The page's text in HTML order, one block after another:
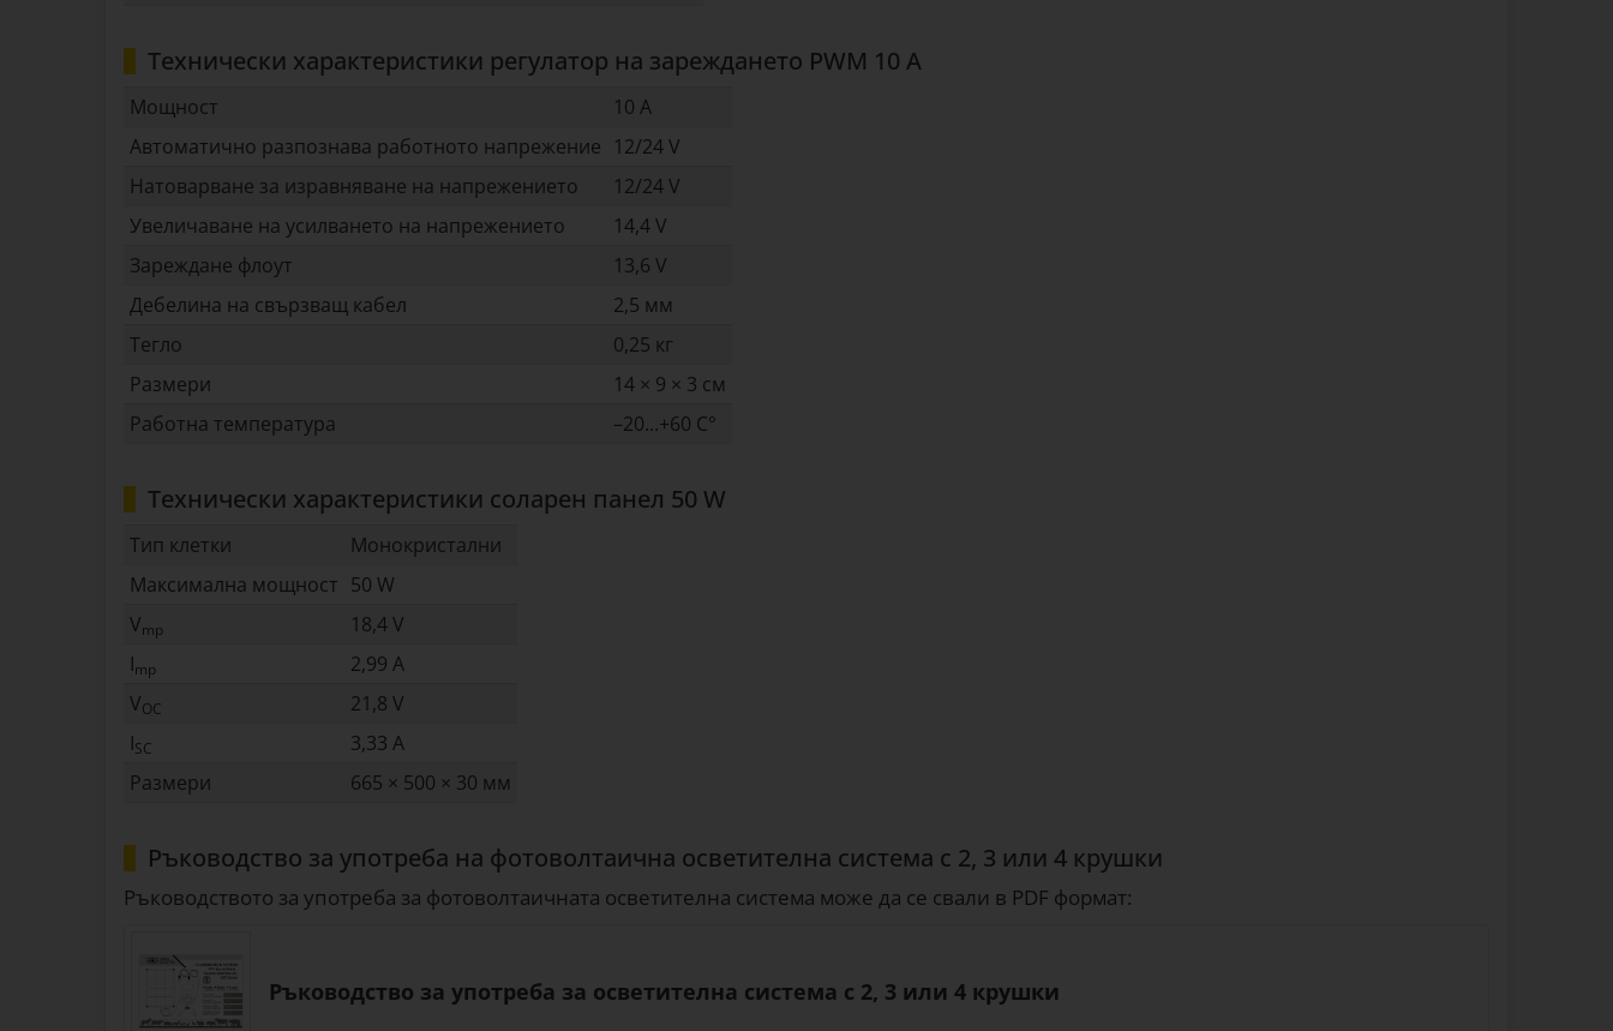
Технически характеристики регулатор на зареждането PWM 10 A
Мощност
10 A
Автоматично разпознава работното напрежение 12/24 V
Натоварване за изравняване на напрежението
12/24 V
Увеличаване на усилването на напрежението
14,4 V
Зареждане флоут
13,6 V
Дебелина на свързващ кабел
2,5 мм
Тегло
0,25 кг
Размери
14 × 9 × 3 см
Работна температура
–20...+60 C°
Технически характеристики соларен панел 50 W
Тип клетки
Монокристални
Максимална мощност 50 W
Vmp
18,4 V
Imp
2,99 A
VOC
21,8 V
ISC
3,33 A
Размери
665 × 500 × 30 мм
Ръководство за употреба на фотоволтаична осветителна система с 2, 3 или 4 крушки
Ръководството за употреба за фотоволтаичната осветителна система може да се свали в PDF формат:
Ръководство за употреба за осветителна система с 2, 3 или 4 крушки